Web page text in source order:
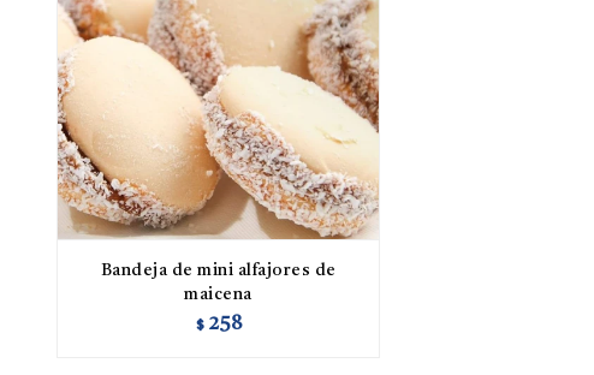
Bandeja de mini alfajores de
maicena
$ 258